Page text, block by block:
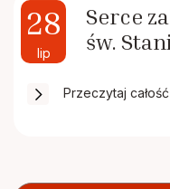
28
lip
Serce
św.
Przeczytaj całość